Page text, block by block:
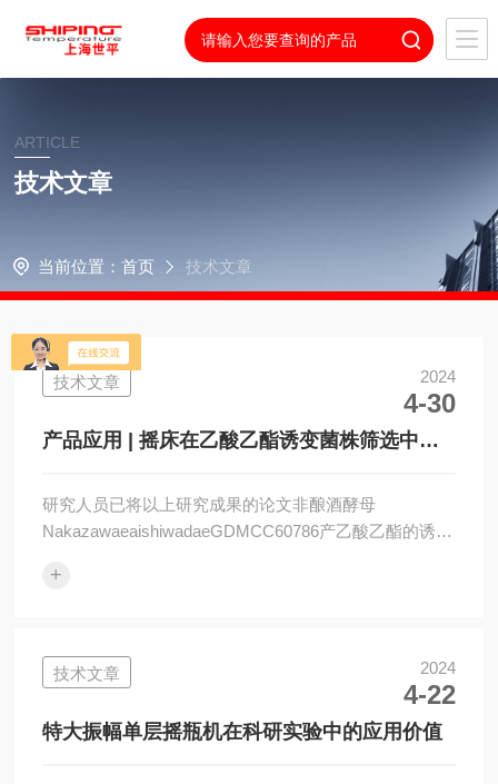
ARTICLE
技术文章
当前位置： 首页 技术文章
技术文章 2024
4-30
产品应用 | 摇床在乙酸乙酯诱变菌株筛选中的
研究人员已将以上研究成果的论文非酿酒酵母
NakazawaeaishiwadaeGDMCC60786产乙酸乙酯的诱变
（2023Vol.44,No10165），本文内容来源于此论文。上
业专心专注为生命科学领域客户提供全面专业微生物和
细胞等培养解决方案、集研发/生产/销售/售后一体化服
务的品牌公司，产品涵盖：二氧化碳振荡培养箱、二
氧...
+
技术文章 2024
4-22
特大振幅单层摇瓶机在科研实验中的应用价值